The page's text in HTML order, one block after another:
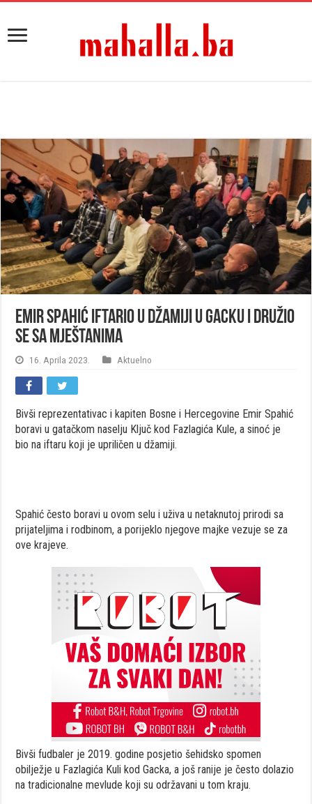
Emir Spahić iftario u džamiji u Gacku i družio
se sa mještanima
16. Aprila 2023. Aktuelno
Bivši reprezentativac i kapiten Bosne i Hercegovine Emir Spahić
boravi u gatačkom naselju Ključ kod Fazlagića Kule, a sinoć je
bio na iftaru koji je upriličen u džamiji.
Spahić često boravi u ovom selu i uživa u netaknutoj prirodi sa
prijateljima i rodbinom, a porijeklo njegove majke vezuje se za
ove krajeve.
Bivši fudbaler je 2019. godine posjetio šehidsko spomen
obilježje u Fazlagića Kuli kod Gacka, a još ranije je često dolazio
na tradicionalne mevlude koji su održavani u tom kraju.